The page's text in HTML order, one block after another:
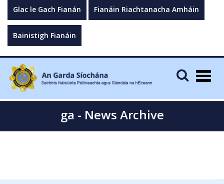
Glac le Gach Fianán Fianáin Riachtanacha Amháin
Bainistigh Fianáin
ga - News Archive